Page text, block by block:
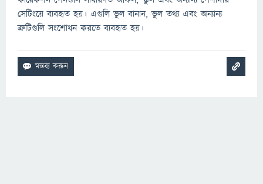
সেটিংয়ে ব্যবহৃত হয়। এগুলি ভুল বানান, ভুল তথ্য এবং অন্যান্য
ত্রুটিগুলি সংশোধন করতে ব্যবহৃত হয়।